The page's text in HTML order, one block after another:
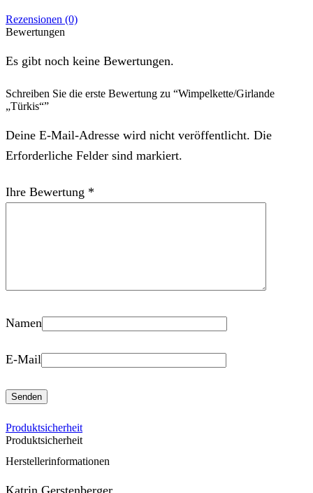
Rezensionen (0)
Bewertungen
Es gibt noch keine Bewertungen.
Schreiben Sie die erste Bewertung zu “Wimpelkette/Girlande
„Türkis“”
Deine E-Mail-Adresse wird nicht veröffentlicht. Die
Erforderliche Felder sind markiert.
Ihre Bewertung *
Namen
E-Mail
Produktsicherheit
Produktsicherheit
Herstellerinformationen
Katrin Gerstenberger